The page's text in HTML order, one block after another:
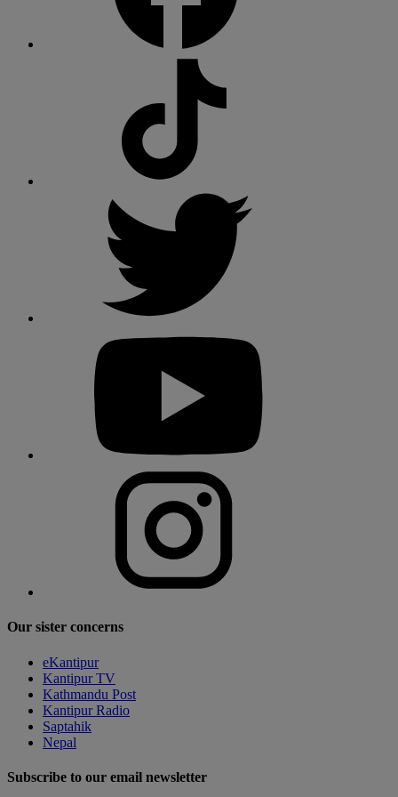
Our sister concerns
eKantipur
Kantipur TV
Kathmandu Post
Kantipur Radio
Saptahik
Nepal
Subscribe to our email newsletter